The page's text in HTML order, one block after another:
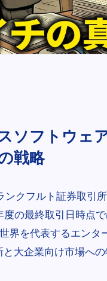
ソフトウェ
戦略
クフルト証券取引所
の最終取引日時点
界を代表するエンタ
大企業向け市場へ